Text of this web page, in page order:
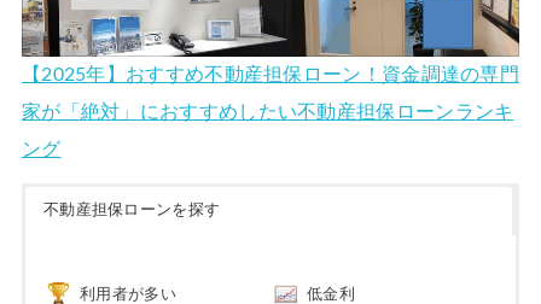
【2025年】おすすめ不動産担保ローン！資金調達の専門
家が「絶対」におすすめしたい不動産担保ローンランキ
ング
不動産担保ローンを探す
利用者が多い 低金利